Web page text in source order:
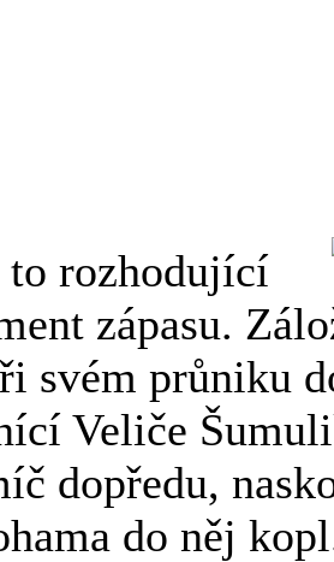
rozhodující
zápasu.
svém průniku
Veliče
dopředu,
do něj